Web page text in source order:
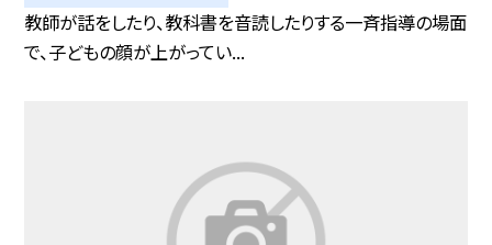
教師が話をしたり、教科書を音読したりする一斉指導の場面
で、子どもの顔が上がってい...